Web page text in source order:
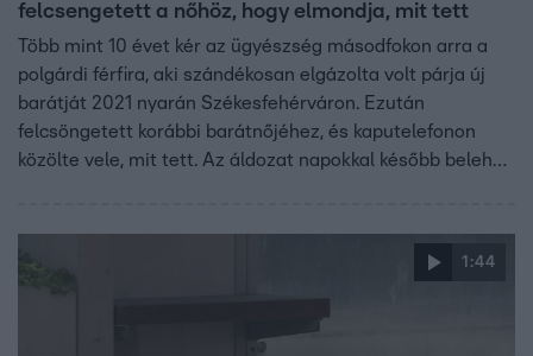
felcsengetett a nőhöz, hogy elmondja, mit tett
Több mint 10 évet kér az ügyészség másodfokon arra a
polgárdi férfira, aki szándékosan elgázolta volt párja új
barátját 2021 nyarán Székesfehérváron. Ezután
felcsöngetett korábbi barátnőjéhez, és kaputelefonon
közölte vele, mit tett. Az áldozat napokkal később belehalt
1:44